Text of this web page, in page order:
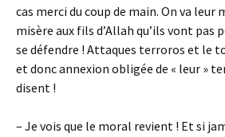
cas merci du coup de main. On va
misère aux fils d’Allah qu’ils vont pas
se défendre ! Attaques terroros et le
et donc annexion obligée de « leur »
disent !
– Je vois que le moral revient ! Et si